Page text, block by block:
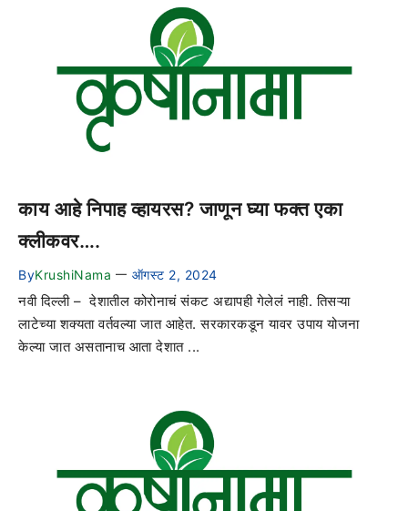
काय आहे निपाह व्हायरस? जाणून घ्या फक्त एका
क्लीकवर….
ByKrushiNama — ऑगस्ट 2, 2024
नवी दिल्ली – देशातील कोरोनाचं संकट अद्यापही गेलेलं नाही. तिसऱ्या
लाटेच्या शक्यता वर्तवल्या जात आहेत. सरकारकडून यावर उपाय योजना
केल्या जात असतानाच आता देशात ...